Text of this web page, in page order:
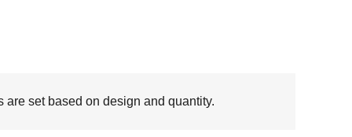
are set based on design and quantity.